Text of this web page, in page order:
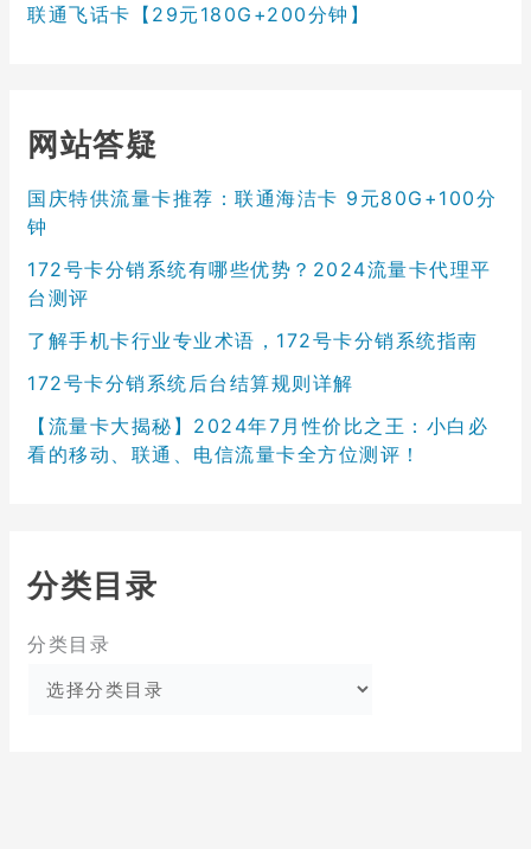
联通飞话卡【29元180G+200分钟】
网站答疑
国庆特供流量卡推荐：联通海洁卡 9元80G+100分
钟
172号卡分销系统有哪些优势？2024流量卡代理平
台测评
了解手机卡行业专业术语，172号卡分销系统指南
172号卡分销系统后台结算规则详解
【流量卡大揭秘】2024年7月性价比之王：小白必
看的移动、联通、电信流量卡全方位测评！
分类目录
分类目录